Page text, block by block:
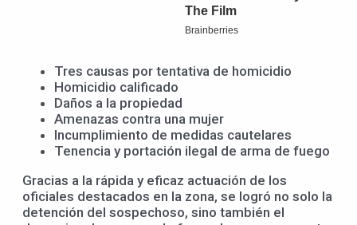
Tres causas por tentativa de homicidio
Homicidio calificado
Daños a la propiedad
Amenazas contra una mujer
Incumplimiento de medidas cautelares
Tenencia y portación ilegal de arma de fuego
Gracias a la rápida y eficaz actuación de los
oficiales destacados en la zona, se logró no solo la
detención del sospechoso, sino también el